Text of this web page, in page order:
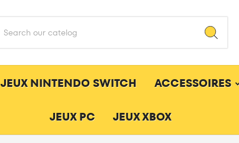
JEUX NINTENDO SWITCH ACCESSOIRES
JEUX PC JEUX XBOX